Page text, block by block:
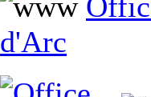
d'Arc